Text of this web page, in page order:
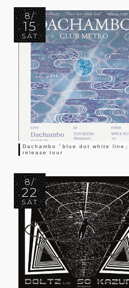
8/
15
SAT
Dachambo「blue dot white line」
release tour
8/
22
SAT